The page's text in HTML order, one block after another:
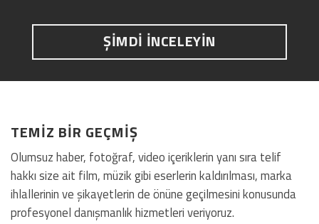
ŞİMDİ İNCELEYİN
TEMİZ BİR GEÇMİŞ
Olumsuz haber, fotoğraf, video içeriklerin yanı sıra telif
hakkı size ait film, müzik gibi eserlerin kaldırılması, marka
ihlallerinin ve şikayetlerin de önüne geçilmesini konusunda
profesyonel danışmanlık hizmetleri veriyoruz.